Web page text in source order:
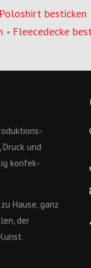
Poloshirt besticken
• Fleecedecke
und
konfek­
Hause, ganz
der